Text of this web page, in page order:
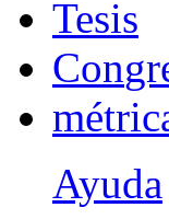
Tesis
Con
m
Ayuda